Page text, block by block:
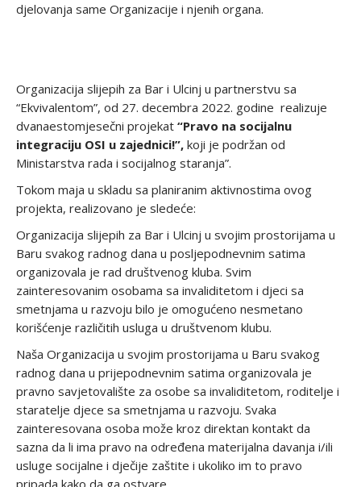
djelovanja same Organizacije i njenih organa.
Organizacija slijepih za Bar i Ulcinj u partnerstvu sa
“Ekvivalentom”, od 27. decembra 2022. godine realizuje
dvanaestomjesečni projekat “Pravo na socijalnu
integraciju OSI u zajednici!”, koji je podržan od
Ministarstva rada i socijalnog staranja”.
Tokom maja u skladu sa planiranim aktivnostima ovog
projekta, realizovano je sledeće:
Organizacija slijepih za Bar i Ulcinj u svojim prostorijama u
Baru svakog radnog dana u posljepodnevnim satima
organizovala je rad društvenog kluba. Svim
zainteresovanim osobama sa invaliditetom i djeci sa
smetnjama u razvoju bilo je omogućeno nesmetano
korišćenje različitih usluga u društvenom klubu.
Naša Organizacija u svojim prostorijama u Baru svakog
radnog dana u prijepodnevnim satima organizovala je
pravno savjetovalište za osobe sa invaliditetom, roditelje i
staratelje djece sa smetnjama u razvoju. Svaka
zainteresovana osoba može kroz direktan kontakt da
sazna da li ima pravo na određena materijalna davanja i/ili
usluge socijalne i dječije zaštite i ukoliko im to pravo